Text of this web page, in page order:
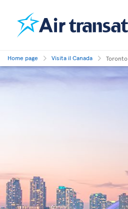
Home page Visita il Canada Toronto